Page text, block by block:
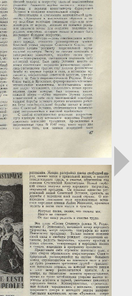
Загрузка...